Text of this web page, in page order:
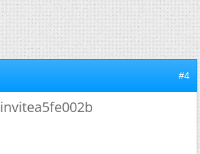
#4
invitea5fe002b